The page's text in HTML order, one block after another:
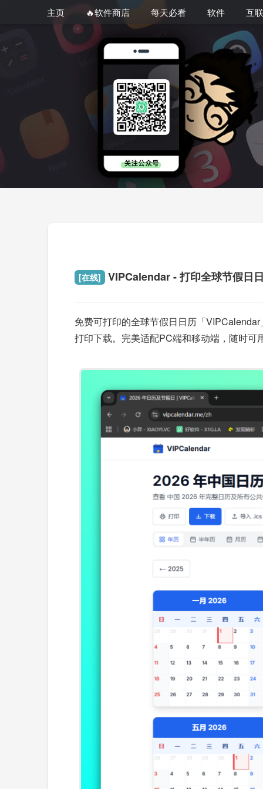
主页 🔥软件商店 每天必看 软件 互
[在线] VIPCalendar - 打印全球节假日
免费可打印的全球节假日日历「
打印下载。完美适配PC端和移动端，随时可